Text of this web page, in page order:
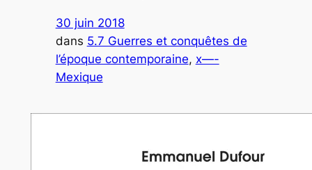
30 juin 2018
dans 5.7 Guerres et conquêtes de
l’époque contemporaine, x—-
Mexique